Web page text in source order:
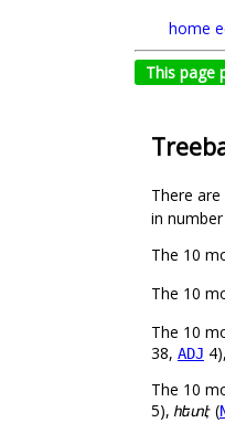
home
This page
There are
in
The 10
The 10
The 10
38, ADJ 4),
The 10
5), հետէ (